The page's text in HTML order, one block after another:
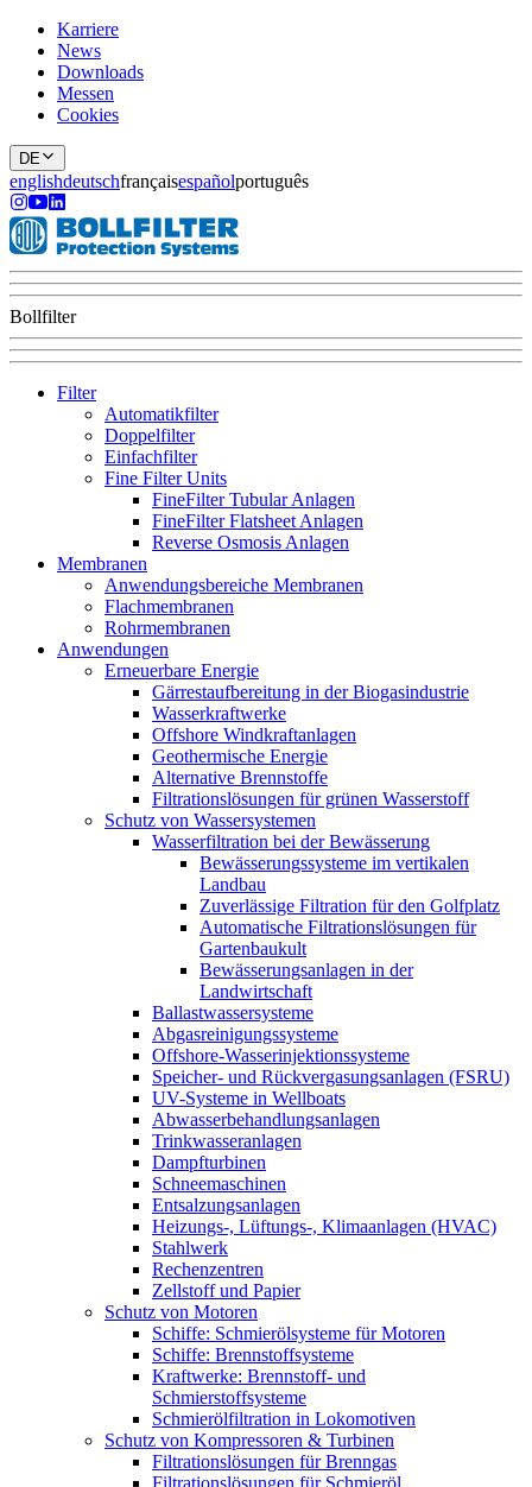
Karriere
News
Downloads
Messen
Cookies
DE
englishdeutschfrançaisespañolportuguês
Bollfilter
Filter
Automatikfilter
Doppelfilter
Einfachfilter
Fine Filter Units
FineFilter Tubular Anlagen
FineFilter Flatsheet Anlagen
Reverse Osmosis Anlagen
Membranen
Anwendungsbereiche Membranen
Flachmembranen
Rohrmembranen
Anwendungen
Erneuerbare Energie
Gärrestaufbereitung in der Biogasindustrie
Wasserkraftwerke
Offshore Windkraftanlagen
Geothermische Energie
Alternative Brennstoffe
Filtrationslösungen für grünen Wasserstoff
Schutz von Wassersystemen
Wasserfiltration bei der Bewässerung
Bewässerungssysteme im vertikalen
Landbau
Zuverlässige Filtration für den Golfplatz
Automatische Filtrationslösungen für
Gartenbaukult
Bewässerungsanlagen in der
Landwirtschaft
Ballastwassersysteme
Abgasreinigungssysteme
Offshore-Wasserinjektionssysteme
Speicher- und Rückvergasungsanlagen (FSRU)
UV-Systeme in Wellboats
Abwasserbehandlungsanlagen
Trinkwasseranlagen
Dampfturbinen
Schneemaschinen
Entsalzungsanlagen
Heizungs-, Lüftungs-, Klimaanlagen (HVAC)
Stahlwerk
Rechenzentren
Zellstoff und Papier
Schutz von Motoren
Schiffe: Schmierölsysteme für Motoren
Schiffe: Brennstoffsysteme
Kraftwerke: Brennstoff- und
Schmierstoffsysteme
Schmierölfiltration in Lokomotiven
Schutz von Kompressoren & Turbinen
Filtrationslösungen für Brenngas